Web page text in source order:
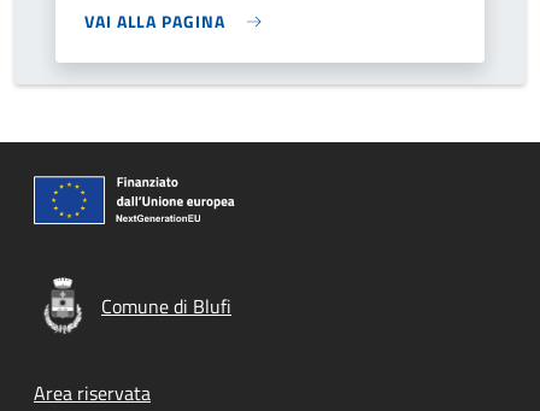
VAI ALLA PAGINA
Comune di Blufi
Footer menu
Area riservata